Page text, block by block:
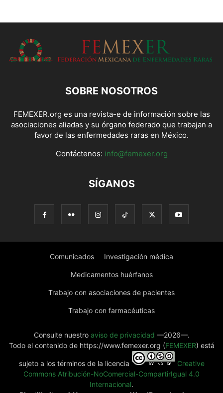
SOBRE NOSOTROS
FEMEXER.org es una revista-e de información sobre las
asociaciones aliadas y su órgano federado que trabajan a
favor de las enfermedades raras en México.
Contáctenos: info@femexer.org
SÍGANOS
Comunicados Investigación médica
Medicamentos huérfanos
Trabajo con asociaciones de pacientes
Trabajo con farmacéuticas
Consulte nuestro aviso de privacidad —2026—.
Todo el contenido de https://www.femexer.org (FEMEXER) está
sujeto a los términos de la licencia
Creative
Commons Atribución-NoComercial-CompartirIgual 4.0
Internacional.